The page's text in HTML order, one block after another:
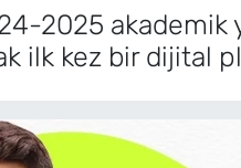
2025 akademik
ilk kez bir dijital